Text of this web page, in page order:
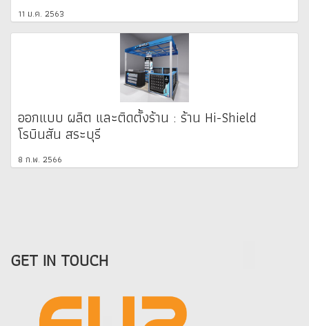
11 ม.ค. 2563
ออกแบบ ผลิต และติดตั้งร้าน : ร้าน Hi-Shield
โรบินสัน สระบุรี
8 ก.พ. 2566
GET IN TOUCH